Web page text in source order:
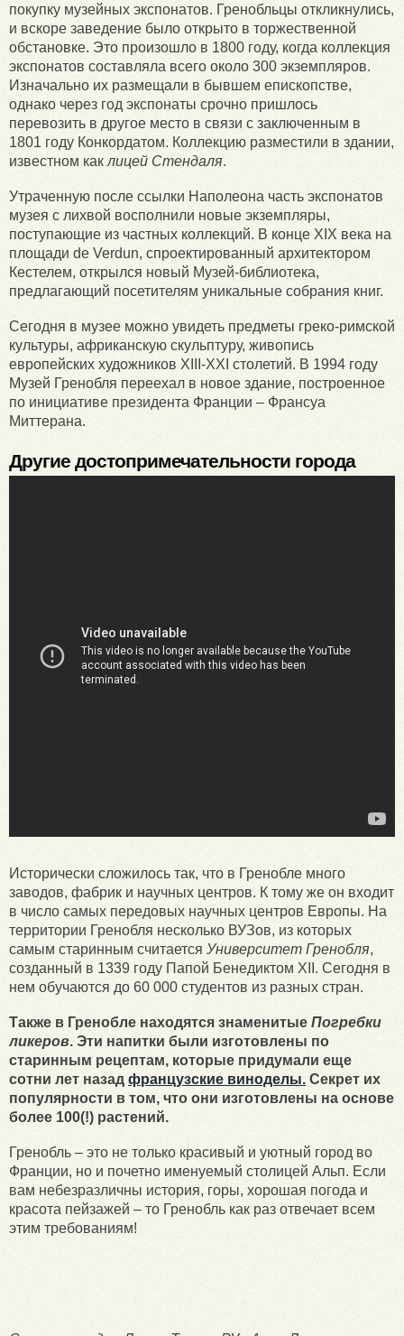
покупку музейных экспонатов. Гренобльцы откликнулись,
и вскоре заведение было открыто в торжественной
обстановке. Это произошло в 1800 году, когда коллекция
экспонатов составляла всего около 300 экземпляров.
Изначально их размещали в бывшем епископстве,
однако через год экспонаты срочно пришлось
перевозить в другое место в связи с заключенным в
1801 году Конкордатом. Коллекцию разместили в здании,
известном как лицей Стендаля.
Утраченную после ссылки Наполеона часть экспонатов
музея с лихвой восполнили новые экземпляры,
поступающие из частных коллекций. В конце XIX века на
площади de Verdun, спроектированный архитектором
Кестелем, открылся новый Музей-библиотека,
предлагающий посетителям уникальные собрания книг.
Сегодня в музее можно увидеть предметы греко-римской
культуры, африканскую скульптуру, живопись
европейских художников XIII-XXI столетий. В 1994 году
Музей Гренобля переехал в новое здание, построенное
по инициативе президента Франции – Франсуа
Миттерана.
Другие достопримечательности города
Исторически сложилось так, что в Гренобле много
заводов, фабрик и научных центров. К тому же он входит
в число самых передовых научных центров Европы. На
территории Гренобля несколько ВУЗов, из которых
самым старинным считается Университет Гренобля,
созданный в 1339 году Папой Бенедиктом XII. Сегодня в
нем обучаются до 60 000 студентов из разных стран.
Также в Гренобле находятся знаменитые Погребки
ликеров. Эти напитки были изготовлены по
старинным рецептам, которые придумали еще
сотни лет назад французские виноделы. Секрет их
популярности в том, что они изготовлены на основе
более 100(!) растений.
Гренобль – это не только красивый и уютный город во
Франции, но и почетно именуемый столицей Альп. Если
вам небезразличны история, горы, хорошая погода и
красота пейзажей – то Гренобль как раз отвечает всем
этим требованиям!